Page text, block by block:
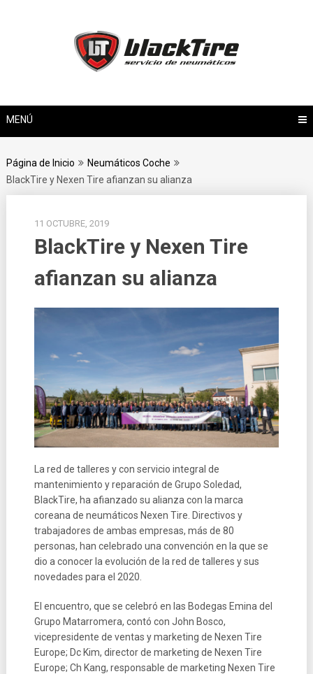
MENÚ
Página de Inicio
Neumáticos Coche
BlackTire y Nexen Tire afianzan su alianza
11 OCTUBRE, 2019
BlackTire y Nexen Tire
afianzan su alianza
La red de talleres y con servicio integral de
mantenimiento y reparación de Grupo Soledad,
BlackTire, ha afianzado su alianza con la marca
coreana de neumáticos Nexen Tire. Directivos y
trabajadores de ambas empresas, más de 80
personas, han celebrado una convención en la que se
dio a conocer la evolución de la red de talleres y sus
novedades para el 2020.
El encuentro, que se celebró en las Bodegas Emina del
Grupo Matarromera, contó con John Bosco,
vicepresidente de ventas y marketing de Nexen Tire
Europe; Dc Kim, director de marketing de Nexen Tire
Europe; Ch Kang, responsable de marketing Nexen Tire